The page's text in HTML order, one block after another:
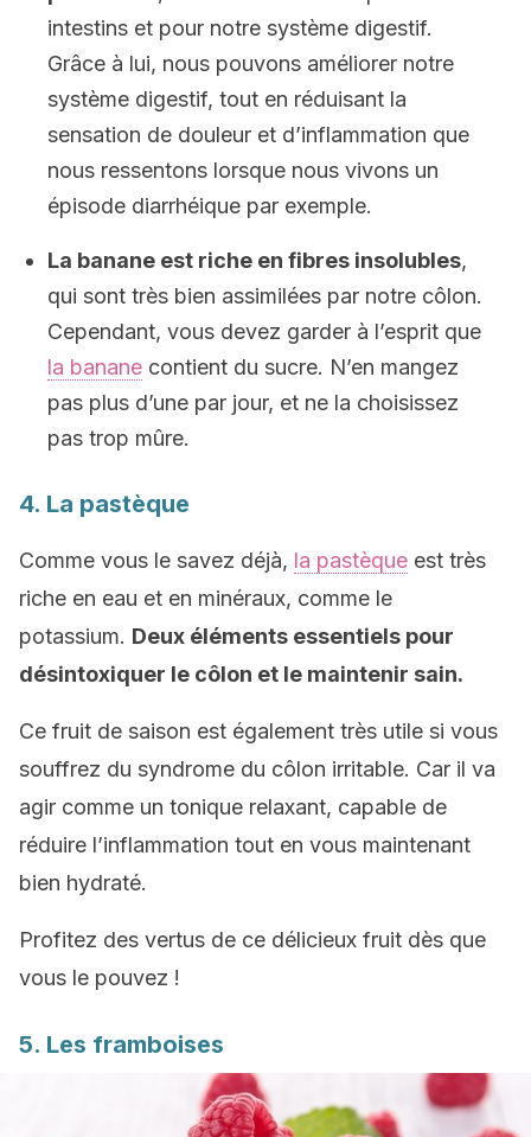
intestins et pour notre système digestif.
Grâce à lui, nous pouvons améliorer notre
système digestif, tout en réduisant la
sensation de douleur et d’inflammation que
nous ressentons lorsque nous vivons un
épisode diarrhéique par exemple.
La banane est riche en fibres insolubles,
qui sont très bien assimilées par notre côlon.
Cependant, vous devez garder à l’esprit que
la banane contient du sucre. N’en mangez
pas plus d’une par jour, et ne la choisissez
pas trop mûre.
4. La pastèque
Comme vous le savez déjà, la pastèque est très
riche en eau et en minéraux, comme le
potassium. Deux éléments essentiels pour
désintoxiquer le côlon et le maintenir sain.
Ce fruit de saison est également très utile si vous
souffrez du syndrome du côlon irritable. Car il va
agir comme un tonique relaxant, capable de
réduire l’inflammation tout en vous maintenant
bien hydraté.
Profitez des vertus de ce délicieux fruit dès que
vous le pouvez !
5. Les framboises